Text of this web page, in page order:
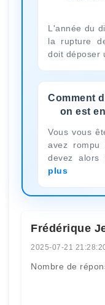
L'année du
la rupture
doit déposer
Comment
on est
Vous vous
avez rompu
devez alors
plus
Frédérique
2025-07-21
Nombre de